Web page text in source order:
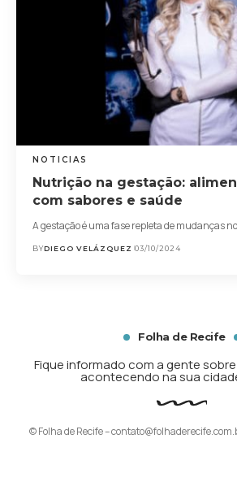
NOTICIAS
Nutrição na gestação:
com sabores e saúde
A gestação é uma fase repleta de mudanças
BYDIEGO VELÁZQUEZ 03/10/2024
Folha de Recife
Fique informado com a gente
acontecendo na sua
© Folha de Recife –